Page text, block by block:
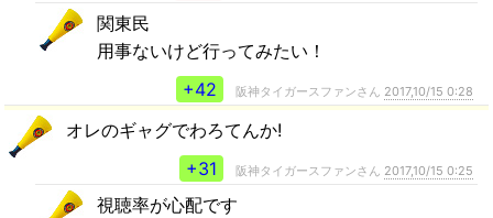
関東民
用事ないけど行ってみたい！
+42
阪神タイガースファンさん 2017,10/15 0:28
オレのギャグでわろてんか!
+31
阪神タイガースファンさん 2017,10/15 0:25
視聴率が心配です